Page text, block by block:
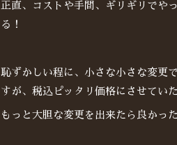
正直、コストや手間、ギリギリでや
る！
恥ずかしい程に、小さな小さな変更
すが、税込ピッタリ価格にさせてい
もっと大胆な変更を出来たら良かっ